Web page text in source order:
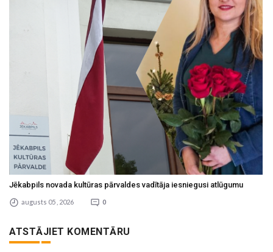
Jēkabpils novada kultūras pārvaldes vadītāja iesniegusi atlūgumu
augusts 05 , 2026 0
ATSTĀJIET KOMENTĀRU